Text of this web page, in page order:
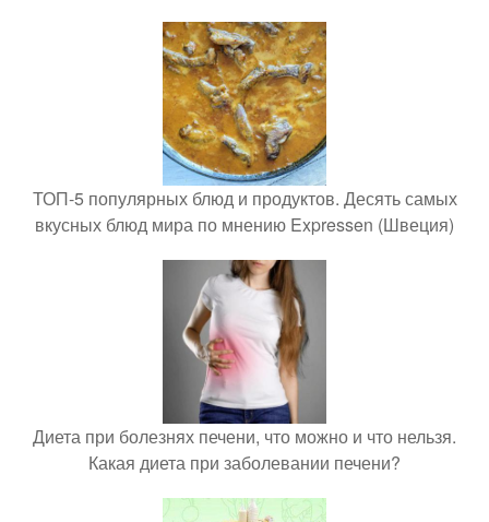
ТОП-5 популярных блюд и продуктов. Десять самых
вкусных блюд мира по мнению Expressen (Швеция)
Диета при болезнях печени, что можно и что нельзя.
Какая диета при заболевании печени?